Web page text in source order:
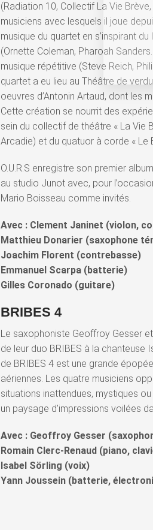
(Radiation 10, Collectif La Vie
musiciens avec lesquels il joue
musique du quartet en s’inspirant
(Ornette Coleman, Pharoah
musique répétitive (Steve Reich,
quartet a eu lieu au Théâtre de
oeuvres d’Antonin Artaud, dont les
Cette création se nourrit des
sein du collectif de théâtre « La Vie
Arcadie) et du quatuor à corde « Le
O.U.R.S enregistre son premier
au studio Junot avec, pour
Mario Boisseau comme invités.
Avec : Clement Janinet (violon,
Matthieu Donarier (saxophone
Joachim Florent (contrebasse)
Emmanuel Scarpa (batterie)
Gilles Coronado (guitare)
BRIBES 4
Le saxophoniste Geoffroy Gesser
de leur duo BRIBES à la chanteuse
de BRIBES 4 est une grande
aériennes. Les quatre musiciens
situations inattendues, mystiques
un paysage d’impressions voilées
Avec : Geoffroy Gesser
Romain Clerc-Renaud (piano,
Isabel Sörling (voix)
Yann Joussein (batterie,